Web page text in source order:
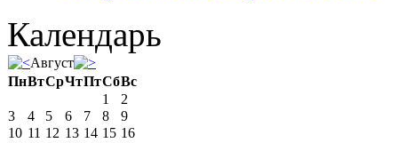
Календарь
Август
ПнВтСрЧтПтСбВс
1
2
3
4 5 6 7 8
9
10 11 12 13 14 15 16